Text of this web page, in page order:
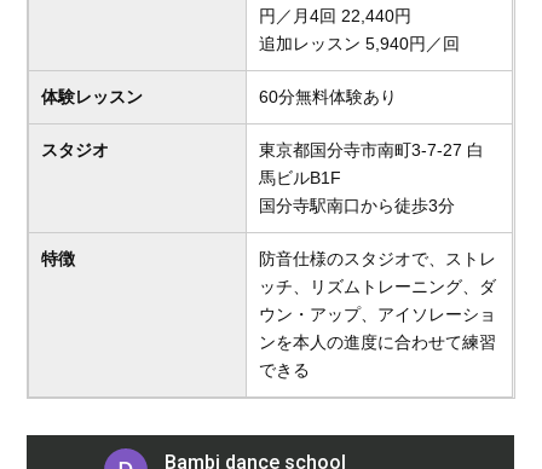
円／月4回 22,440円
追加レッスン 5,940円／回
体験レッスン 60分無料体験あり
スタジオ
東京都国分寺市南町3-7-27 白
馬ビルB1F
国分寺駅南口から徒歩3分
特徴
防音仕様のスタジオで、ストレ
ッチ、リズムトレーニング、ダ
ウン・アップ、アイソレーショ
ンを本人の進度に合わせて練習
できる